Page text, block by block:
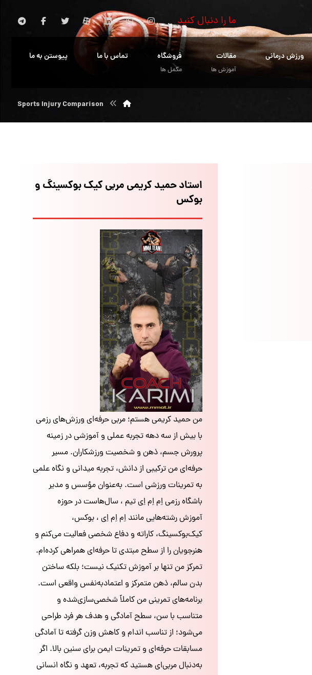
ما را دنبال کنید
ورزش درمانی مقالات
آموزش ها
فروشگاه
مکمل ها
تماس با ما پیوستن به ما
Sports Injury Comparison
استاد حمید کریمی مربی کیک بوکسینگ و
بوکس
من حمید کریمی هستم؛ مربی حرفه‌ای ورزش‌های رزمی
با بیش از سه دهه تجربه عملی و آموزشی در زمینه
پرورش جسم، ذهن و شخصیت ورزشکاران. مسیر
حرفه‌ای من ترکیبی از دانش، تجربه میدانی و نگاه علمی
به تمرینات ورزشی است. به‌عنوان مؤسس و مدیر
باشگاه رزمی اِم اِم اِی تیم ، سال‌هاست در حوزه
آموزش رشته‌هایی مانند اِم اِم اِی ، بوکس،
کیک‌بوکسینگ، کاراته و دفاع شخصی فعالیت می‌کنم و
هنرجویان را از سطح مبتدی تا حرفه‌ای همراهی کرده‌ام.
تمرکز من تنها بر آموزش تکنیک نیست؛ بلکه ساختن
بدن سالم، ذهن متمرکز و اعتمادبه‌نفس واقعی است.
برنامه‌های تمرینی من کاملاً شخصی‌سازی‌شده و
متناسب با سن، سطح آمادگی و هدف هر فرد طراحی
می‌شود؛ از تناسب اندام و کاهش وزن گرفته تا آمادگی
مسابقات حرفه‌ای و تمرینات ایمن برای سنین بالا. اگر
به‌دنبال مربی‌ای هستید که تجربه، تعهد و نگاه انسانی